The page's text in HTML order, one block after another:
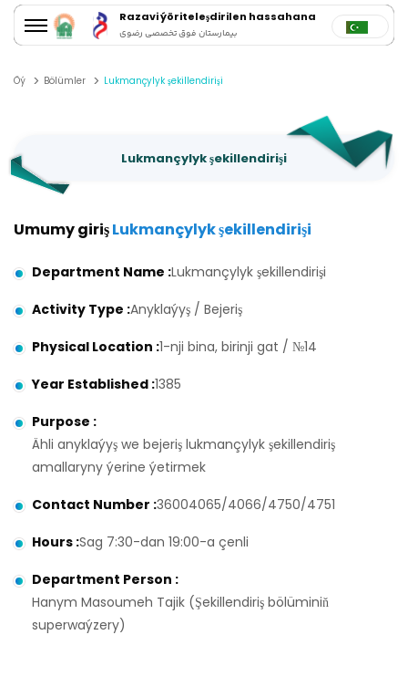
Razavi ýöriteleşdirilen hassahana
بیمارستان فوق تخصصی رضوی
Öý Bölümler Lukmançylyk şekillendirişi
Lukmançylyk şekillendirişi
Umumy girişLukmançylyk şekillendirişi
Department Name :Lukmançylyk şekillendirişi
Activity Type :Anyklaýyş / Bejeriş
Physical Location :1-nji bina, birinji gat / №14
Year Established :1385
Purpose :
Ähli anyklaýyş we bejeriş lukmançylyk şekillendiriş
amallaryny ýerine ýetirmek
Contact Number :36004065/4066/4750/4751
Hours :Sag 7:30-dan 19:00-a çenli
Department Person :
Hanym Masoumeh Tajik (Şekillendiriş bölüminiň
superwaýzery)